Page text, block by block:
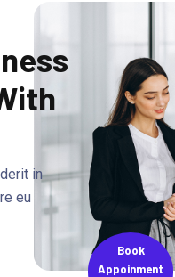
in
eu
Book
Appoinment